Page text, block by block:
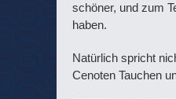
schöner, und zum
haben.
Natürlich spricht
Cenoten Tauchen